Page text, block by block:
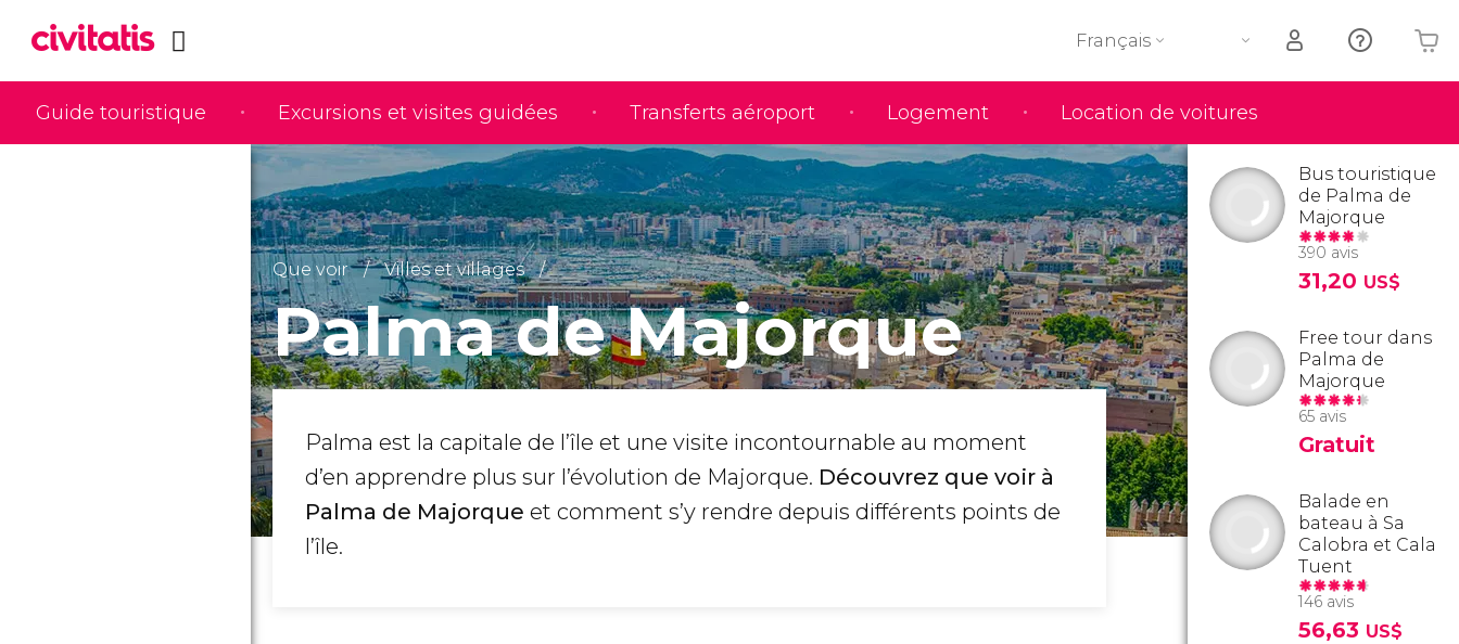
Guide touristique Excursions et visites guidées Transferts aéroport Logement Location de voitures
Français
Votre panier est vide
Que voir Villes et villages
Palma de Majorque
Palma est la capitale de l’île et une visite incontournable au moment
d’en apprendre plus sur l’évolution de Majorque. Découvrez que voir à
Palma de Majorque et comment s’y rendre depuis différents points de
l’île.
Bus touristique
de Palma de
Majorque
390 avis
31,20 US$
Free tour dans
Palma de
Majorque
65 avis
Gratuit
Balade en
bateau à Sa
Calobra et Cala
Tuent
146 avis
56,63 US$